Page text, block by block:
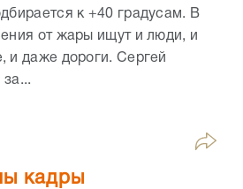
к +40 градусам. В
от жары ищут и люди, и
и даже дороги. Сергей
за...
кадры